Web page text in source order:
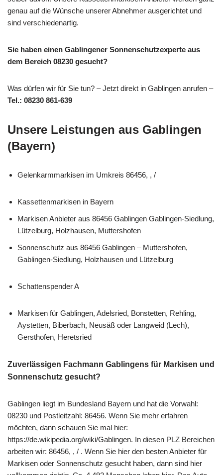
genau auf die Wünsche unserer Abnehmer ausgerichtet und
sind verschiedenartig.
Sie haben einen Gablingener Sonnenschutzexperte aus
dem Bereich 08230 gesucht?
Was dürfen wir für Sie tun? – Jetzt direkt in Gablingen anrufen –
Tel.: 08230 861-639
Unsere Leistungen aus Gablingen
(Bayern)
Gelenkarmmarkisen im Umkreis 86456, , /
Kassettenmarkisen in Bayern
Markisen Anbieter aus 86456 Gablingen Gablingen-Siedlung,
Lützelburg, Holzhausen, Muttershofen
Sonnenschutz aus 86456 Gablingen – Muttershofen,
Gablingen-Siedlung, Holzhausen und Lützelburg
Schattenspender A
Markisen für Gablingen, Adelsried, Bonstetten, Rehling,
Aystetten, Biberbach, Neusäß oder Langweid (Lech),
Gersthofen, Heretsried
Zuverlässigen Fachmann Gablingens für Markisen und
Sonnenschutz gesucht?
Gablingen liegt im Bundesland Bayern und hat die Vorwahl:
08230 und Postleitzahl: 86456. Wenn Sie mehr erfahren
möchten, dann schauen Sie mal hier:
https://de.wikipedia.org/wiki/Gablingen. In diesen PLZ Bereichen
arbeiten wir: 86456, , / . Wenn Sie hier den besten Anbieter für
Markisen oder Sonnenschutz gesucht haben, dann sind hier